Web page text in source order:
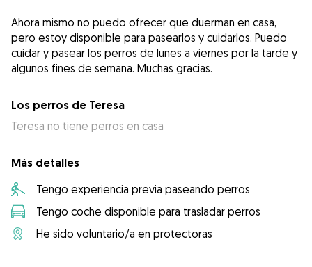
Ahora mismo no puedo ofrecer que duerman en casa,
pero estoy disponible para pasearlos y cuidarlos. Puedo
cuidar y pasear los perros de lunes a viernes por la tarde y
algunos fines de semana. Muchas gracias.
Los perros de Teresa
Teresa no tiene perros en casa
Más detalles
Tengo experiencia previa paseando perros
Tengo coche disponible para trasladar perros
He sido voluntario/a en protectoras